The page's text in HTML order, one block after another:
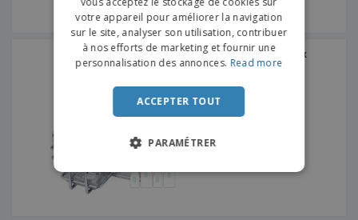
Set Huilier - 4 Pièces Inox
DUTCH
PORTUGUESE
SPANISH
ITALIAN
votre appareil pour améliorer la navigation
sur le site, analyser son utilisation, contribuer
à nos efforts de marketing et fournir une
personnalisation des annonces. Read more
ACCEPTER TOUT
PARAMÉTRER